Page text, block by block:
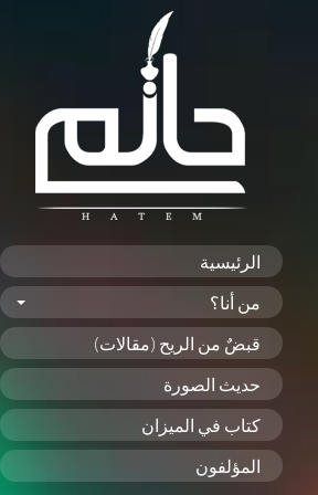
الرئيسية
من أنا؟
قبضٌ من الريح (مقالات)
حديث الصورة
كتاب في الميزان
المؤلفون